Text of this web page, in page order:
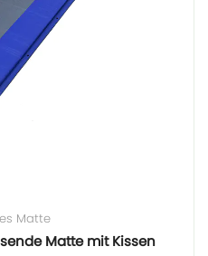
Matte
Matte mit Kissen